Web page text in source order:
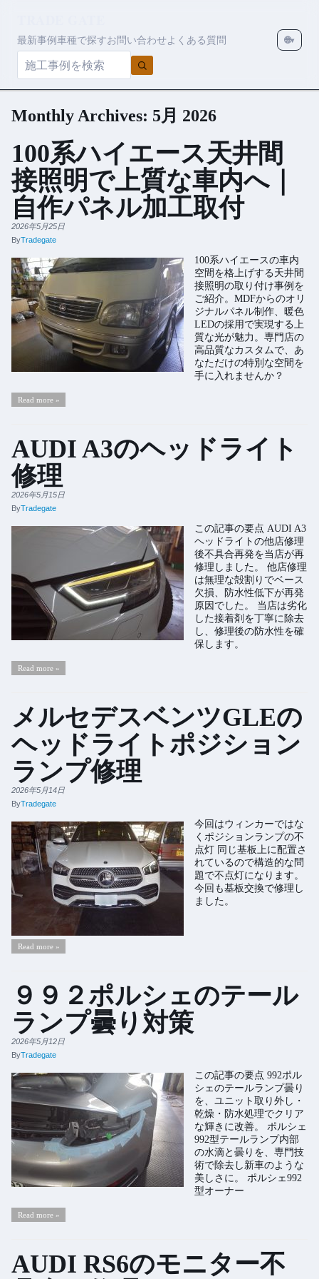
最新事例車種で探すお問い合わせよくある質問 🌐▾
Monthly Archives: 5月 2026
100系ハイエース天井間
接照明で上質な車内へ｜
自作パネル加工取付
2026年5月25日
ByTradegate
100系ハイエースの車内
空間を格上げする天井間
接照明の取り付け事例を
ご紹介。MDFからのオリ
ジナルパネル制作、暖色
LEDの採用で実現する上
質な光が魅力。専門店の
高品質なカスタムで、あ
なただけの特別な空間を
手に入れませんか？
Read more »
AUDI A3のヘッドライト
修理
2026年5月15日
ByTradegate
この記事の要点 AUDI A3
ヘッドライトの他店修理
後不具合再発を当店が再
修理しました。 他店修理
は無理な殻割りでベース
欠損、防水性低下が再発
原因でした。 当店は劣化
した接着剤を丁寧に除去
し、修理後の防水性を確
保します。
Read more »
メルセデスベンツGLEの
ヘッドライトポジション
ランプ修理
2026年5月14日
ByTradegate
今回はウィンカーではな
くポジションランプの不
点灯 同じ基板上に配置さ
れているので構造的な問
題で不点灯になります。
今回も基板交換で修理し
ました。
Read more »
９９２ポルシェのテール
ランプ曇り対策
2026年5月12日
ByTradegate
この記事の要点 992ポル
シェのテールランプ曇り
を、ユニット取り外し・
乾燥・防水処理でクリア
な輝きに改善。 ポルシェ
992型テールランプ内部
の水滴と曇りを、専門技
術で除去し新車のような
美しさに。 ポルシェ992
型オーナー
Read more »
AUDI RS6のモニター不